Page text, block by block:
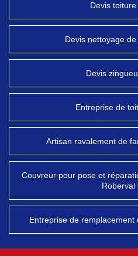
Devis
Devis nettoyage
Devis
Entreprise de
Artisan ravalement de
Couvreur pour pose et
Roberval
Entreprise de